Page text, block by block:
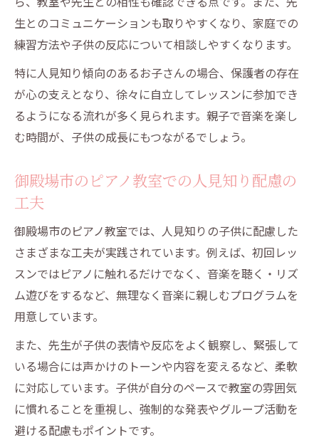
生とのコミュニケーションも取りやすくなり、家庭での
練習方法や子供の反応について相談しやすくなります。
特に人見知り傾向のあるお子さんの場合、保護者の存在
が心の支えとなり、徐々に自立してレッスンに参加でき
るようになる流れが多く見られます。親子で音楽を楽し
む時間が、子供の成長にもつながるでしょう。
御殿場市のピアノ教室での人見知り配慮の
工夫
御殿場市のピアノ教室では、人見知りの子供に配慮した
さまざまな工夫が実践されています。例えば、初回レッ
スンではピアノに触れるだけでなく、音楽を聴く・リズ
ム遊びをするなど、無理なく音楽に親しむプログラムを
用意しています。
また、先生が子供の表情や反応をよく観察し、緊張して
いる場合には声かけのトーンや内容を変えるなど、柔軟
に対応しています。子供が自分のペースで教室の雰囲気
に慣れることを重視し、強制的な発表やグループ活動を
避ける配慮もポイントです。